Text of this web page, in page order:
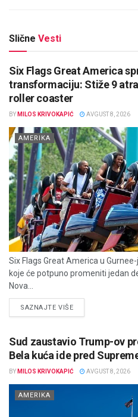
Slične Vesti
Six Flags Great America
transformaciju: Stiže 9
roller coaster
BY MILOS KRIVOKAPIĆ AVGUST 8, 2026
AMERIKA
Six Flags Great America u
koje će potpuno promeniti jedan
Nova...
SAZNAJTE VIŠEDETAILS
Sud zaustavio Trump-ov
Bela kuća ide pred
BY MILOS KRIVOKAPIĆ AVGUST 8, 2026
AMERIKA